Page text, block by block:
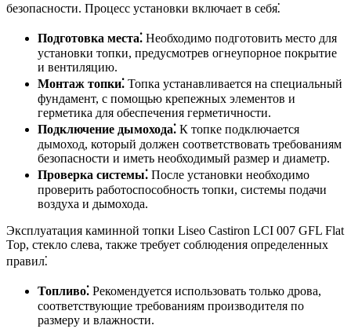
безопасности. Процесс установки включает в себя⁚
Подготовка места⁚ Необходимо подготовить место для
установки топки, предусмотрев огнеупорное покрытие
и вентиляцию.
Монтаж топки⁚ Топка устанавливается на специальный
фундамент, с помощью крепежных элементов и
герметика для обеспечения герметичности.
Подключение дымохода⁚ К топке подключается
дымоход, который должен соответствовать требованиям
безопасности и иметь необходимый размер и диаметр.
Проверка системы⁚ После установки необходимо
проверить работоспособность топки, системы подачи
воздуха и дымохода.
Эксплуатация каминной топки Liseo Castiron LCI 007 GFL Flat
Top, стекло слева, также требует соблюдения определенных
правил⁚
Топливо⁚ Рекомендуется использовать только дрова,
соответствующие требованиям производителя по
размеру и влажности.